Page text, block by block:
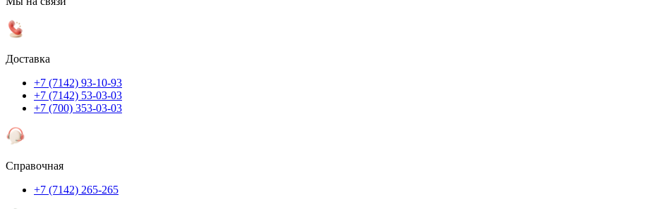
Доставка
+7 (7142) 93-10-93
+7 (7142) 53-03-03
+7 (700) 353-03-03
Справочная
+7 (7142) 265-265